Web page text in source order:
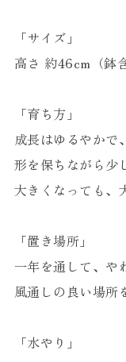
「サイズ」
高さ 約46cm（鉢
「育ち方」
成長はゆるやかで、
形を保ちながら少
大きくなっても、
「置き場所」
一年を通して、や
風通しの良い場所
「水やり」